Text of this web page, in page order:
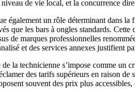
de vie local, et la concurrence
également un rôle déterminant dans
que les bars à ongles standards.
de marques professionnelles
et des services annexes justifient
la technicienne s’impose comme un
des tarifs supérieurs en raison de
souvent des prix plus